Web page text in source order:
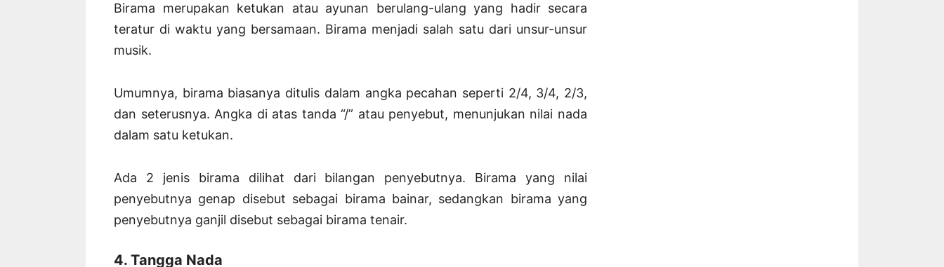
Birama merupakan ketukan atau ayunan berulang-ulang yang hadir secara
teratur di waktu yang bersamaan. Birama menjadi salah satu dari unsur-unsur
musik.
Umumnya, birama biasanya ditulis dalam angka pecahan seperti 2/4, 3/4, 2/3,
dan seterusnya. Angka di atas tanda “/” atau penyebut, menunjukan nilai nada
dalam satu ketukan.
Ada 2 jenis birama dilihat dari bilangan penyebutnya. Birama yang nilai
penyebutnya genap disebut sebagai birama bainar, sedangkan birama yang
penyebutnya ganjil disebut sebagai birama tenair.
4. Tangga Nada